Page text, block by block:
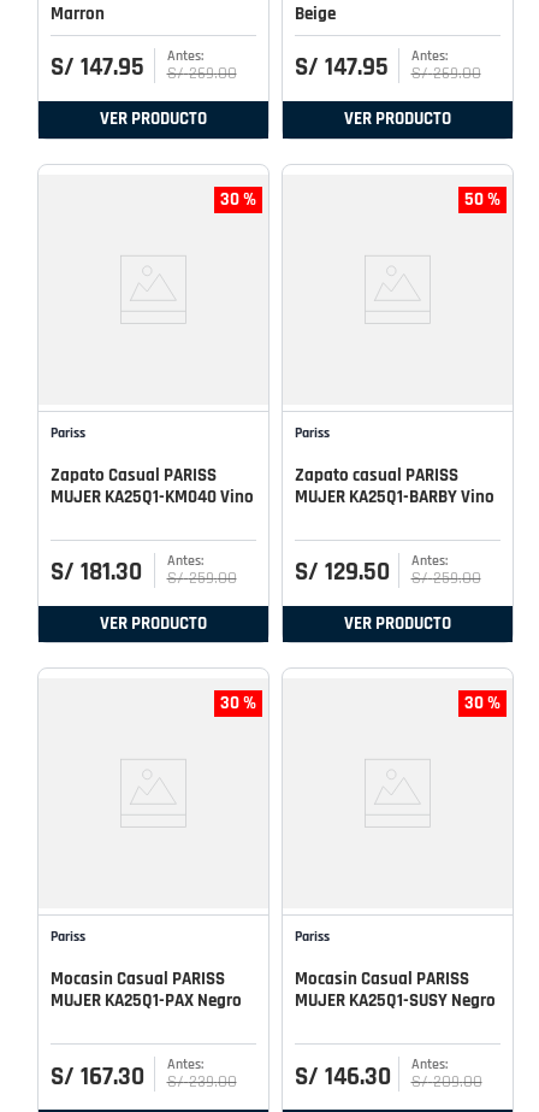
Marron
S/ 147.95 S/ 269.00
VER PRODUCTO
Beige
S/ 147.95 S/ 269.00
VER PRODUCTO
30 %
Pariss
Zapato Casual PARISS
MUJER KA25Q1-KM040 Vino
S/ 181.30 S/ 259.00
VER PRODUCTO
50 %
Pariss
Zapato casual PARISS
MUJER KA25Q1-BARBY Vino
S/ 129.50 S/ 259.00
VER PRODUCTO
30 %
Pariss
Mocasin Casual PARISS
MUJER KA25Q1-PAX Negro
S/ 167.30 S/ 239.00
30 %
Pariss
Mocasin Casual PARISS
MUJER KA25Q1-SUSY Negro
S/ 146.30 S/ 209.00